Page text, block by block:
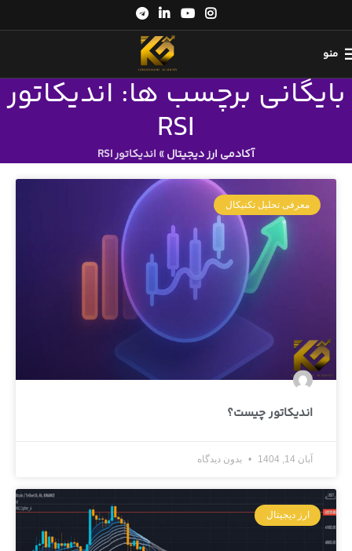
منو
بایگانی برچسب ها: اندیکاتور
RSI
آکادمی ارز دیجیتال» اندیکاتور RSI
معرفی تحلیل تکنیکال
اندیکاتور چیست؟
آبان 14, 1404 بدون دیدگاه
ارز دیجیتال